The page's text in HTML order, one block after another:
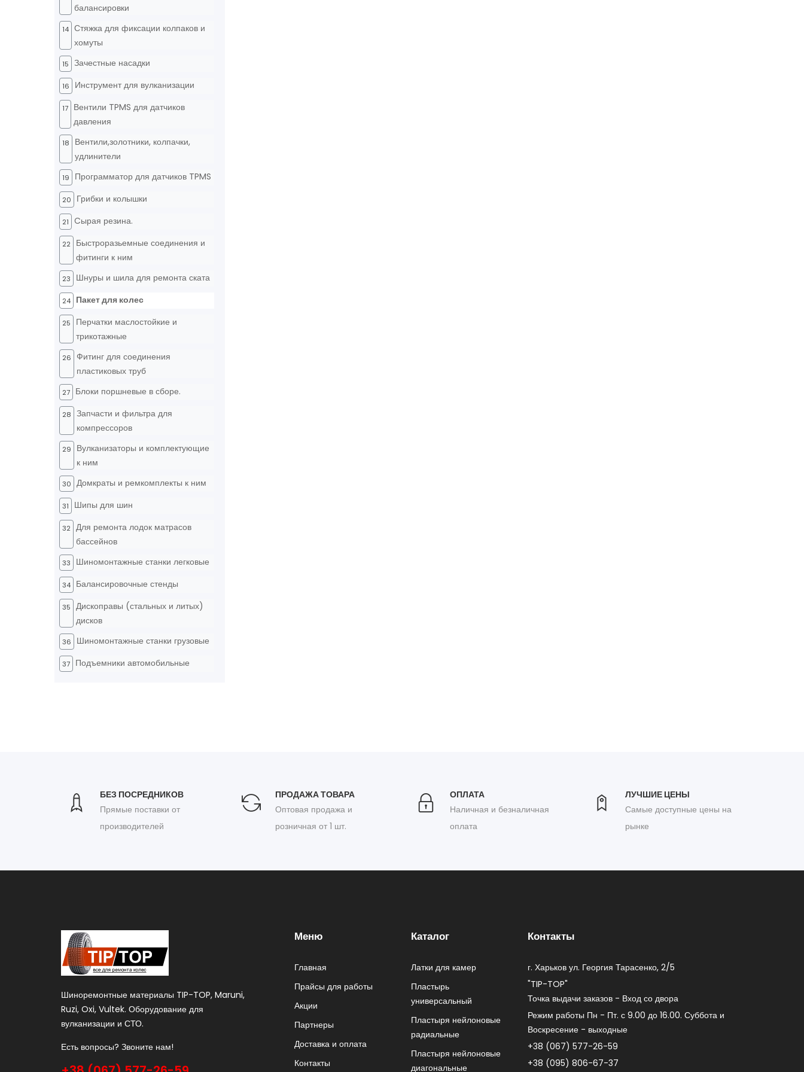
балансировки
14 Стяжка для фиксации колпаков и
хомуты
15 Зачестные насадки
16 Инструмент для вулканизации
17
Вентили TPMS для датчиков
давления
18
Вентили,золотники, колпачки,
удлинители
19 Программатор для датчиков TPMS
20 Грибки и колышки
21 Cырая резина.
22
Быстроразьемные соединения и
фитинги к ним
23 Шнуры и шила для ремонта ската
24 Пакет для колес
25
Перчатки маслостойкие и
трикотажные
26
Фитинг для соединения
пластиковых труб
27 Блоки поршневые в сборе.
28
Запчасти и фильтра для
компрессоров
29
Вулканизаторы и комплектующие
к ним
30 Домкраты и ремкомплекты к ним
31 Шипы для шин
32 Для ремонта лодок матрасов
бассейнов
33 Шиномонтажные станки легковые
34 Балансировочные стенды
35
Дископравы (стальных и литых)
дисков
36 Шиномонтажные станки грузовые
37 Подъемники автомобильные
БЕЗ ПОСРЕДНИКОВ
Прямые поставки от
производителей
ПРОДАЖА ТОВАРА
Оптовая продажа и
розничная от 1 шт.
ОПЛАТА
Наличная и безналичная
оплата
ЛУЧШИЕ ЦЕНЫ
Самые доступные цены на
рынке
Шиноремонтные материалы TIP-TOP, Maruni,
Ruzi, Oxi, Vultek. Оборудование для
вулканизации и СТО.
Есть вопросы? Звоните нам!
Меню
Главная
Прайсы для работы
Акции
Партнеры
Доставка и оплата
Контакты
Каталог
Латки для камер
Пластырь
универсальный
Пластыря нейлоновые
радиальные
Пластыря нейлоновые
диагональные
Контакты
г. Харьков ул. Георгия Тарасенко, 2/5
"TIP-TOP"
Точка выдачи заказов - Вход со двора
Режим работы Пн - Пт. с 9.00 до 16.00. Суббота и
Воскресение - выходные
+38 (067) 577-26-59
+38 (095) 806-67-37